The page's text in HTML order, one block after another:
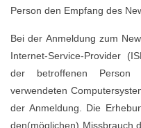
Person den Empfang des
Bei der Anmeldung zum
Internet-Service-Provider
der betroffenen Person
verwendeten
der Anmeldung. Die
den(möglichen) Missbrauch